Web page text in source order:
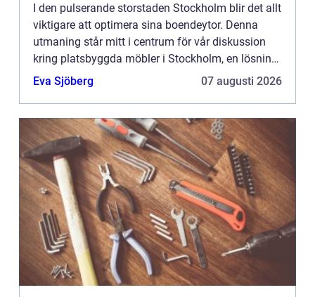
I den pulserande storstaden Stockholm blir det allt
viktigare att optimera sina boendeytor. Denna
utmaning står mitt i centrum för vår diskussion
kring platsbyggda möbler i Stockholm, en lösning
som kombinerar funktionalite...
Eva Sjöberg 07 augusti 2026